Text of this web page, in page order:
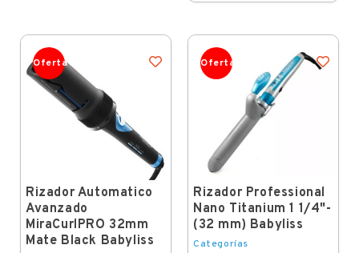
Oferta
Rizador Automatico
Avanzado
MiraCurlPRO 32mm
Mate Black Babyliss
Oferta
Rizador Professional
Nano Titanium 1 1/4"-
(32 mm) Babyliss
Categorías